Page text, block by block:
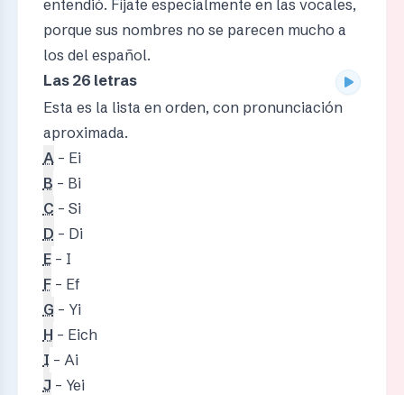
entendió. Fíjate especialmente en las vocales,
porque sus nombres no se parecen mucho a
los del español.
Las 26 letras
Esta es la lista en orden, con pronunciación
aproximada.
A– Ei
B – Bi
C – Si
D – Di
E– I
F– Ef
G – Yi
H – Eich
I – Ai
J – Yei